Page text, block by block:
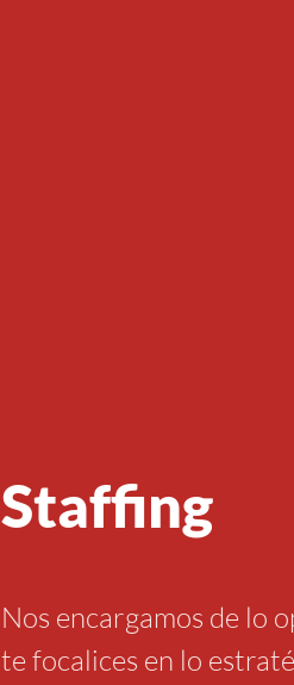
Staffing
Nos encargamos de lo
te focalices en lo